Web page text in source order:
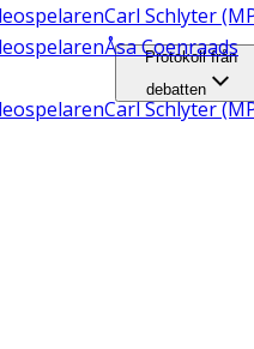
Carl Schlyter
Åsa Coenraads
Carl Schlyter
Protokoll från
debatten